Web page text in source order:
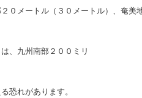
メートル（３０メートル）、奄美
、九州南部２００ミリ
恐れがあります。